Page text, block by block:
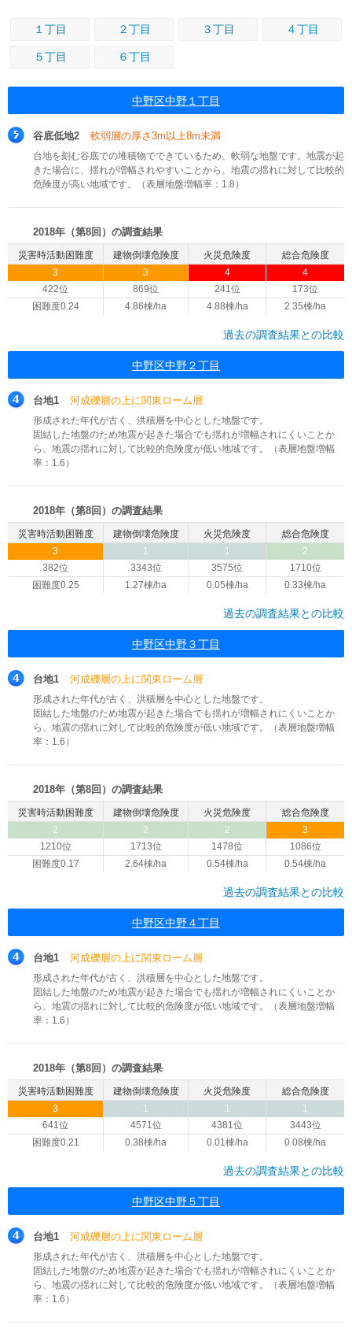
１丁目 ２丁目 ３丁目 ４丁目
５丁目 ６丁目
中野区中野１丁目
谷底低地2 軟弱層の厚さ3m以上8m未満
台地を刻む谷底での堆積物でできているため、軟弱な地盤です。地震が起
きた場合に、揺れが増幅されやすいことから、地震の揺れに対して比較的
危険度が高い地域です。（表層地盤増幅率：1.8）
2018年（第8回）の調査結果
災害時活動困難度 建物倒壊危険度 火災危険度
総合危険度
3
422位
3
869位
4
241位
4
173位
困難度0.24
4.86棟/ha 4.88棟/ha 2.35棟/ha
過去の調査結果との比較
中野区中野２丁目
台地1 河成礫層の上に関東ローム層
形成された年代が古く、洪積層を中心とした地盤です。
固結した地盤のため地震が起きた場合でも揺れが増幅されにくいことか
ら、地震の揺れに対して比較的危険度が低い地域です。（表層地盤増幅
率：1.6）
2018年（第8回）の調査結果
災害時活動困難度 建物倒壊危険度 火災危険度
総合危険度
3
382位
1
3343位
1
3575位
2
1710位
困難度0.25
1.27棟/ha 0.05棟/ha 0.33棟/ha
過去の調査結果との比較
中野区中野３丁目
台地1 河成礫層の上に関東ローム層
形成された年代が古く、洪積層を中心とした地盤です。
固結した地盤のため地震が起きた場合でも揺れが増幅されにくいことか
ら、地震の揺れに対して比較的危険度が低い地域です。（表層地盤増幅
率：1.6）
2018年（第8回）の調査結果
災害時活動困難度 建物倒壊危険度 火災危険度
総合危険度
2
1210位
2
1713位
2
1478位
3
1086位
困難度0.17
2.64棟/ha 0.54棟/ha 0.54棟/ha
過去の調査結果との比較
中野区中野４丁目
台地1 河成礫層の上に関東ローム層
形成された年代が古く、洪積層を中心とした地盤です。
固結した地盤のため地震が起きた場合でも揺れが増幅されにくいことか
ら、地震の揺れに対して比較的危険度が低い地域です。（表層地盤増幅
率：1.6）
2018年（第8回）の調査結果
災害時活動困難度 建物倒壊危険度 火災危険度
総合危険度
3
641位
1
4571位
1
4381位
1
3443位
困難度0.21
0.38棟/ha 0.01棟/ha 0.08棟/ha
過去の調査結果との比較
中野区中野５丁目
台地1 河成礫層の上に関東ローム層
形成された年代が古く、洪積層を中心とした地盤です。
固結した地盤のため地震が起きた場合でも揺れが増幅されにくいことか
ら、地震の揺れに対して比較的危険度が低い地域です。（表層地盤増幅
率：1.6）